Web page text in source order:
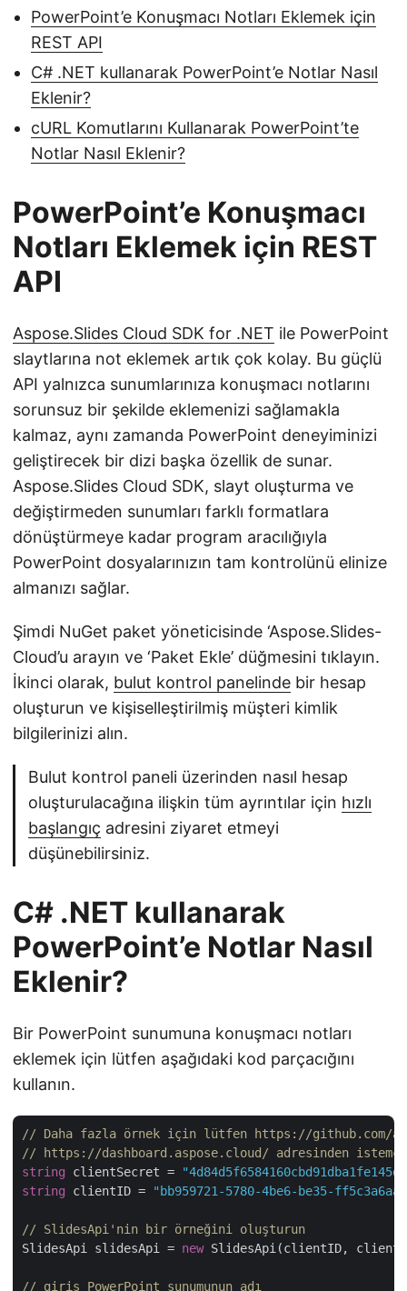
PowerPoint’e Konuşmacı Notları Eklemek için
REST API
C# .NET kullanarak PowerPoint’e Notlar Nasıl
Eklenir?
cURL Komutlarını Kullanarak PowerPoint’te
Notlar Nasıl Eklenir?
PowerPoint’e Konuşmacı
Notları Eklemek için REST
API
Aspose.Slides Cloud SDK for .NET ile PowerPoint
slaytlarına not eklemek artık çok kolay. Bu güçlü
API yalnızca sunumlarınıza konuşmacı notlarını
sorunsuz bir şekilde eklemenizi sağlamakla
kalmaz, aynı zamanda PowerPoint deneyiminizi
geliştirecek bir dizi başka özellik de sunar.
Aspose.Slides Cloud SDK, slayt oluşturma ve
değiştirmeden sunumları farklı formatlara
dönüştürmeye kadar program aracılığıyla
PowerPoint dosyalarınızın tam kontrolünü elinize
almanızı sağlar.
Şimdi NuGet paket yöneticisinde ‘Aspose.Slides-
Cloud’u arayın ve ‘Paket Ekle’ düğmesini tıklayın.
İkinci olarak, bulut kontrol panelinde bir hesap
oluşturun ve kişiselleştirilmiş müşteri kimlik
bilgilerinizi alın.
Bulut kontrol paneli üzerinden nasıl hesap
oluşturulacağına ilişkin tüm ayrıntılar için hızlı
başlangıç adresini ziyaret etmeyi
düşünebilirsiniz.
C# .NET kullanarak
PowerPoint’e Notlar Nasıl
Eklenir?
Bir PowerPoint sunumuna konuşmacı notları
eklemek için lütfen aşağıdaki kod parçacığını
kullanın.
// Daha fazla örnek için lütfen https://github.com/
// https://dashboard.aspose.cloud/ adresinden
string clientSecret =
string clientID = "bb959721-5780-4be6-be35-
// SlidesApi'nin bir örneğini oluşturun
SlidesApi slidesApi = new SlidesApi(clientID,
// giriş PowerPoint sunumunun adı